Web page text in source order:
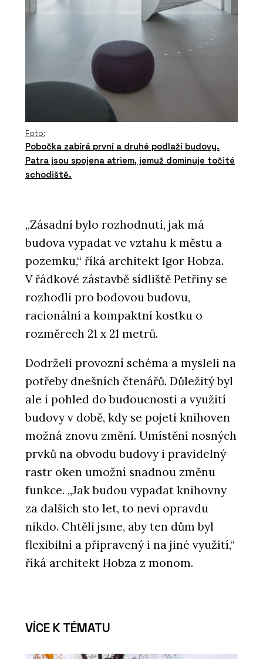
Foto:
Pobočka zabírá první a druhé podlaží budovy.
Patra jsou spojena atriem, jemuž dominuje točité
schodiště.
„Zásadní bylo rozhodnutí, jak má
budova vypadat ve vztahu k městu a
pozemku,“ říká architekt Igor Hobza.
V řádkové zástavbě sídliště Petřiny se
rozhodli pro bodovou budovu,
racionální a kompaktní kostku o
rozměrech 21 x 21 metrů.
Dodrželi provozní schéma a mysleli na
potřeby dnešních čtenářů. Důležitý byl
ale i pohled do budoucnosti a využití
budovy v době, kdy se pojetí knihoven
možná znovu změní. Umístění nosných
prvků na obvodu budovy i pravidelný
rastr oken umožní snadnou změnu
funkce. „Jak budou vypadat knihovny
za dalších sto let, to neví opravdu
nikdo. Chtěli jsme, aby ten dům byl
flexibilní a připravený i na jiné využití,“
říká architekt Hobza z monom.
VÍCE K TÉMATU